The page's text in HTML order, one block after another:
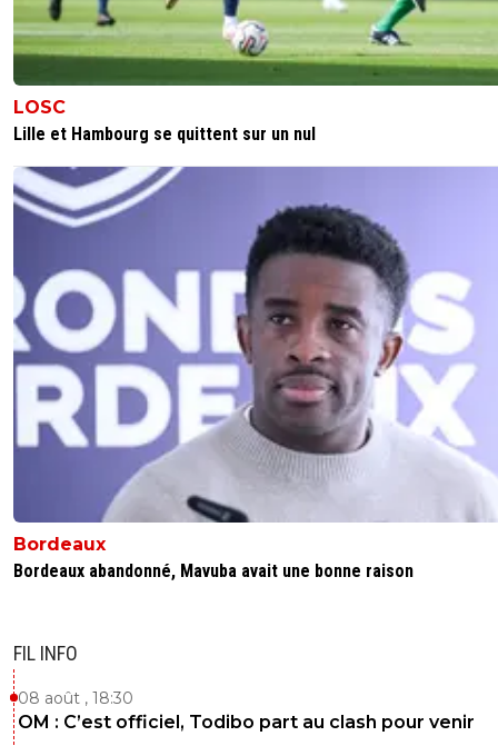
LOSC
Lille et Hambourg se quittent sur un nul
Bordeaux
Bordeaux abandonné, Mavuba avait une bonne raison
FIL INFO
08 août , 18:30
OM : C’est officiel, Todibo part au clash pour venir